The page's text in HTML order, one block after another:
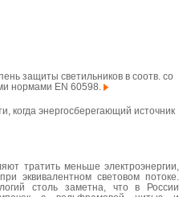
защиты светильников в соотв. со
нормами EN 60598.
когда энергосберегающий источник
тратить меньше электроэнергии,
эквивалентном световом потоке.
столь заметна, что в России